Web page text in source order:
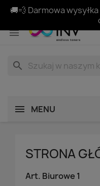
🚚💨 Darmowa

search
MENU
STRONA
Art. Biurowe 1